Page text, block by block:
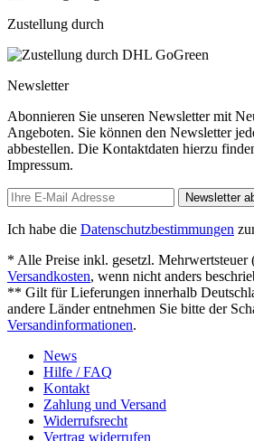
Zustellung durch
Newsletter
Abonnieren Sie unseren Newsletter mit
Angeboten. Sie können den Newsletter
abbestellen. Die Kontaktdaten hierzu
Impressum.
Newsletter
Ich habe die Datenschutzbestimmungen
* Alle Preise inkl. gesetzl. Mehrwertsteuer
Versandkosten, wenn nicht anders
** Gilt für Lieferungen innerhalb
andere Länder entnehmen Sie bitte der
Versandinformationen.
News
Hilfe / FAQ
Kontakt
Zahlung und Versand
Widerrufsrecht
Vertrag widerrufen